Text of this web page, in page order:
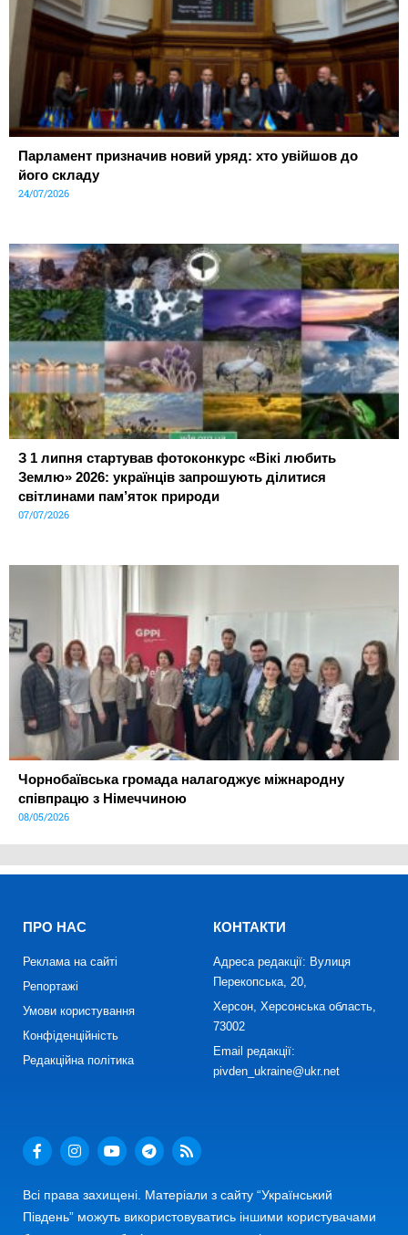
Парламент призначив новий уряд: хто увійшов до
його складу
24/07/2026
З 1 липня стартував фотоконкурс «Вікі любить
Землю» 2026: українців запрошують ділитися
світлинами пам’яток природи
07/07/2026
Чорнобаївська громада налагоджує міжнародну
співпрацю з Німеччиною
08/05/2026
ПРО НАС
Реклама на сайті
Репортажі
Умови користування
Конфіденційність
Редакційна політика
КОНТАКТИ
Адреса редакції: Вулиця
Перекопська, 20,
Херсон, Херсонська область,
73002
Email редакції:
pivden_ukraine@ukr.net
Всі права захищені. Матеріали з сайту “Український
Південь” можуть використовуватись іншими користувачами